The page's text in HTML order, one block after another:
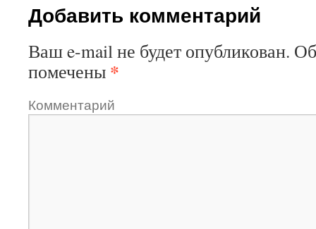
Добавить комментарий
Ваш e-mail не будет опубликован.
помечены *
Комментарий